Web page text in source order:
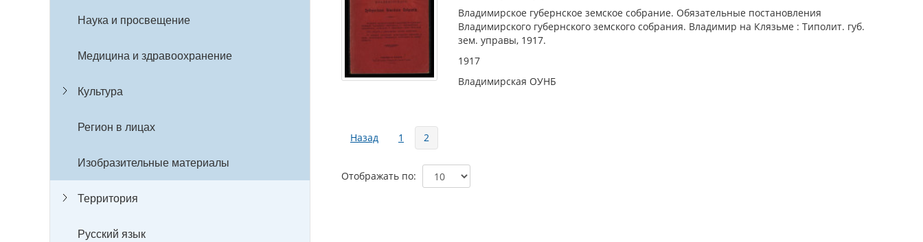
Наука и просвещение
Медицина и здравоохранение
Культура
Регион в лицах
Изобразительные материалы
Территория
Русский язык
Владимирское губернское земское собрание. Обязательные постановления
Владимирского губернского земского собрания. Владимир на Клязьме : Типолит. губ.
зем. управы, 1917.
1917
Владимирская ОУНБ
Страницы
Назад 1 2
Отображать по